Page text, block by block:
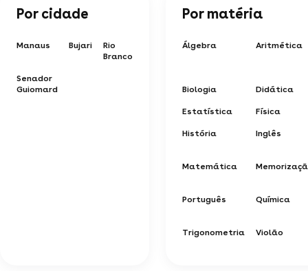
Por cidade
Manaus Bujari
Rio
Branco
Senador
Guiomard
Por matéria
Álgebra Aritmética
Biologia Didática
Estatística Física
História Inglês
Matemática
Português Química
Trigonometria Violão